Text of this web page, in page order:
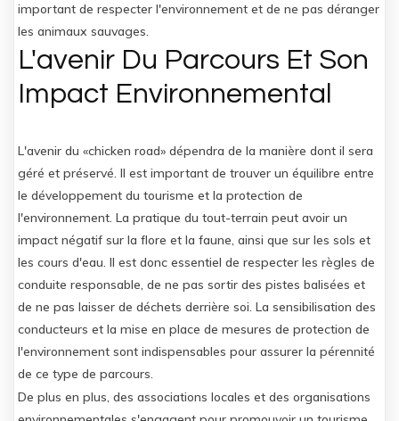
important de respecter l'environnement et de ne pas déranger
les animaux sauvages.
L'avenir Du Parcours Et Son
Impact Environnemental
L'avenir du «chicken road» dépendra de la manière dont il sera
géré et préservé. Il est important de trouver un équilibre entre
le développement du tourisme et la protection de
l'environnement. La pratique du tout-terrain peut avoir un
impact négatif sur la flore et la faune, ainsi que sur les sols et
les cours d'eau. Il est donc essentiel de respecter les règles de
conduite responsable, de ne pas sortir des pistes balisées et
de ne pas laisser de déchets derrière soi. La sensibilisation des
conducteurs et la mise en place de mesures de protection de
l'environnement sont indispensables pour assurer la pérennité
de ce type de parcours.
De plus en plus, des associations locales et des organisations